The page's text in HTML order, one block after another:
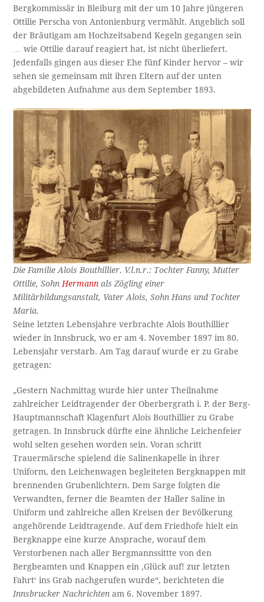
Bergkommissär in Bleiburg mit der um 10 Jahre jüngeren
Ottilie Perscha von Antonienburg vermählt. Angeblich soll
der Bräutigam am Hochzeitsabend Kegeln gegangen sein
… wie Ottilie darauf reagiert hat, ist nicht überliefert.
Jedenfalls gingen aus dieser Ehe fünf Kinder hervor – wir
sehen sie gemeinsam mit ihren Eltern auf der unten
abgebildeten Aufnahme aus dem September 1893.
Die Familie Alois Bouthillier. V.l.n.r.: Tochter Fanny, Mutter
Ottilie, Sohn Hermannals Zögling einer
Militärbildungsanstalt, Vater Alois, Sohn Hans und Tochter
Maria.
Seine letzten Lebensjahre verbrachte Alois Bouthillier
wieder in Innsbruck, wo er am 4. November 1897 im 80.
Lebensjahr verstarb. Am Tag darauf wurde er zu Grabe
getragen:
„Gestern Nachmittag wurde hier unter Theilnahme
zahlreicher Leidtragender der Oberbergrath i. P. der Berg-
Hauptmannschaft Klagenfurt Alois Bouthillier zu Grabe
getragen. In Innsbruck dürfte eine ähnliche Leichenfeier
wohl selten gesehen worden sein. Voran schritt
Trauermärsche spielend die Salinenkapelle in ihrer
Uniform, den Leichenwagen begleiteten Bergknappen mit
brennenden Grubenlichtern. Dem Sarge folgten die
Verwandten, ferner die Beamten der Haller Saline in
Uniform und zahlreiche allen Kreisen der Bevölkerung
angehörende Leidtragende. Auf dem Friedhofe hielt ein
Bergknappe eine kurze Ansprache, worauf dem
Verstorbenen nach aller Bergmannssittte von den
Bergbeamten und Knappen ein ‚Glück auf! zur letzten
Fahrt‘ ins Grab nachgerufen wurde“, berichteten die
Innsbrucker Nachrichten am 6. November 1897.